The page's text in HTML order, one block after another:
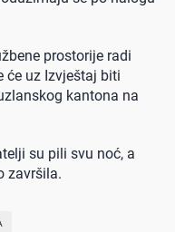
prostorije radi
će uz Izvještaj biti
kantona na
su pili svu noć, a
završila.